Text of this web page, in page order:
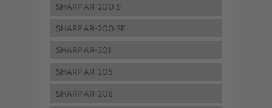
SHARP AR-200 S
SHARP AR-200 SE
SHARP AR-201
SHARP AR-205
SHARP AR-206